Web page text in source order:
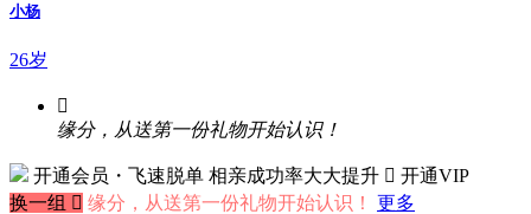
小杨
26岁

缘分，从送第一份礼物开始认识！
开通会员・飞速脱单 相亲成功率大大提升  开通VIP
换一组  缘分，从送第一份礼物开始认识！ 更多